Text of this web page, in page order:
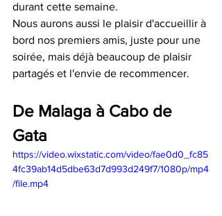
durant cette semaine.
Nous aurons aussi le plaisir d'accueillir à
bord nos premiers amis, juste pour une
soirée, mais déjà beaucoup de plaisir
partagés et l'envie de recommencer.
De Malaga à Cabo de
Gata
https://video.wixstatic.com/video/fae0d0_fc85
4fc39ab14d5dbe63d7d993d249f7/1080p/mp4
/file.mp4